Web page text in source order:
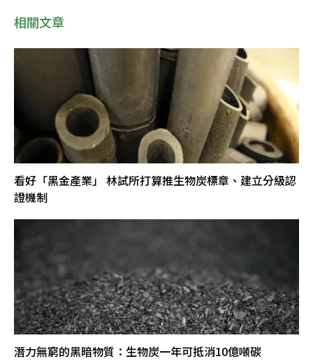
相關文章
看好「黑金產業」 林試所打算推生物炭標章、建立分級認
證機制
潛力無窮的黑暗物質：生物炭一年可抵消10億噸碳